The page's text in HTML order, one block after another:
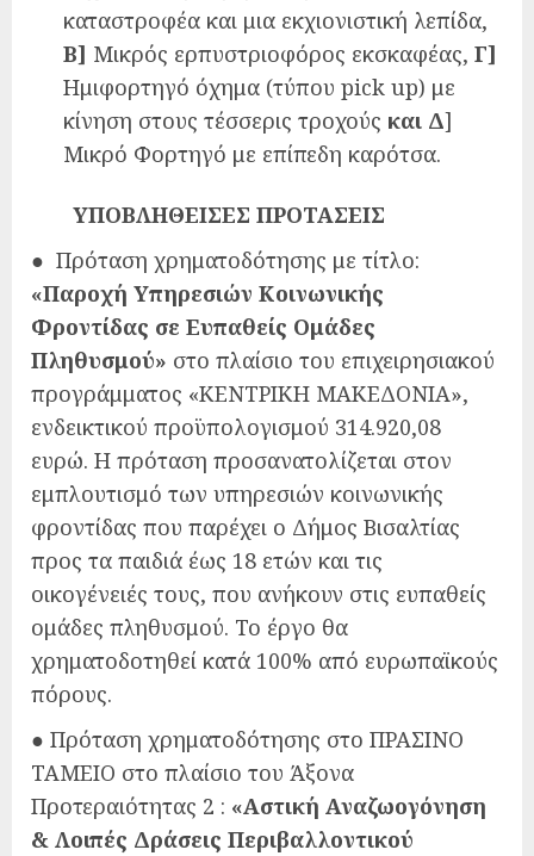
καταστροφέα και μια εκχιονιστική λεπίδα,
Β] Μικρός ερπυστριοφόρος εκσκαφέας, Γ]
Ημιφορτηγό όχημα (τύπου pick up) με
κίνηση στους τέσσερις τροχούς και Δ]
Μικρό Φορτηγό με επίπεδη καρότσα.
ΥΠΟΒΛΗΘΕΙΣΕΣ ΠΡΟΤΑΣΕΙΣ
● Πρόταση χρηματοδότησης με τίτλο:
«Παροχή Υπηρεσιών Κοινωνικής
Φροντίδας σε Ευπαθείς Ομάδες
Πληθυσμού» στο πλαίσιο του επιχειρησιακού
προγράμματος «ΚΕΝΤΡΙΚΗ ΜΑΚΕΔΟΝΙΑ»,
ενδεικτικού προϋπολογισμού 314.920,08
ευρώ. Η πρόταση προσανατολίζεται στον
εμπλουτισμό των υπηρεσιών κοινωνικής
φροντίδας που παρέχει ο Δήμος Βισαλτίας
προς τα παιδιά έως 18 ετών και τις
οικογένειές τους, που ανήκουν στις ευπαθείς
ομάδες πληθυσμού. Το έργο θα
χρηματοδοτηθεί κατά 100% από ευρωπαϊκούς
πόρους.
● Πρόταση χρηματοδότησης στο ΠΡΑΣΙΝΟ
ΤΑΜΕΙΟ στο πλαίσιο του Άξονα
Προτεραιότητας 2 : «Αστική Αναζωογόνηση
& Λοιπές Δράσεις Περιβαλλοντικού